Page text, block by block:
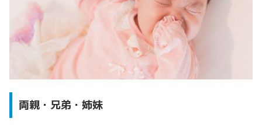
両親・兄弟・姉妹